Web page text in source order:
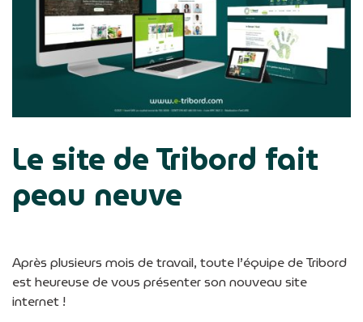
Le site de Tribord fait
peau neuve
Après plusieurs mois de travail, toute l’équipe de Tribord
est heureuse de vous présenter son nouveau site
internet !